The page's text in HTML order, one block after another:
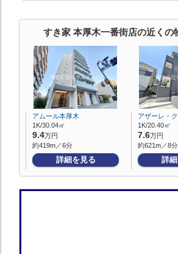
すき家 本厚木一番街店の近くの
アムール本厚木
1K/30.04㎡
9.4万円
約419m／6分
詳細を見る
アザーレ・
1K/20.40㎡
7.6万円
約621m／8分
詳